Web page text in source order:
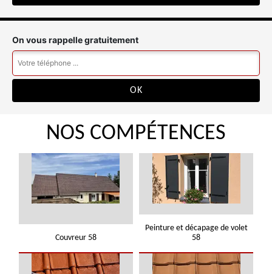
On vous rappelle gratuitement
NOS COMPÉTENCES
Couvreur 58
Peinture et décapage de volet
58